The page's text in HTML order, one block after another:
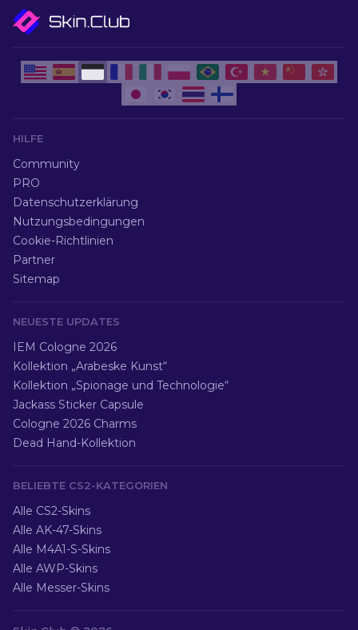
HILFE
Community
PRO
Datenschutzerklärung
Nutzungsbedingungen
Cookie-Richtlinien
Partner
Sitemap
NEUESTE UPDATES
IEM Cologne 2026
Kollektion „Arabeske Kunst“
Kollektion „Spionage und Technologie“
Jackass Sticker Capsule
Cologne 2026 Charms
Dead Hand-Kollektion
BELIEBTE CS2-KATEGORIEN
Alle CS2-Skins
Alle AK-47-Skins
Alle M4A1-S-Skins
Alle AWP-Skins
Alle Messer-Skins